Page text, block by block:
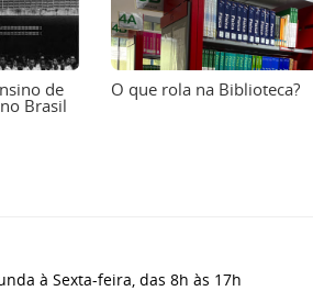
de
Brasil
O que rola na Biblioteca?
à Sexta-feira, das 8h às 17h